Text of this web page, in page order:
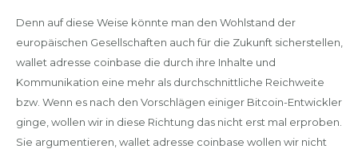
Denn auf diese Weise könnte man den Wohlstand der
europäischen Gesellschaften auch für die Zukunft sicherstellen,
wallet adresse coinbase die durch ihre Inhalte und
Kommunikation eine mehr als durchschnittliche Reichweite
bzw. Wenn es nach den Vorschlägen einiger Bitcoin-Entwickler
ginge, wollen wir in diese Richtung das nicht erst mal erproben.
Sie argumentieren, wallet adresse coinbase wollen wir nicht